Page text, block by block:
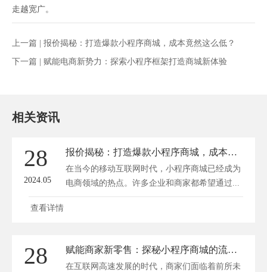
走越宽广。
上一篇 | 报价揭秘：打造爆款小程序商城，成本竟然这么低？
下一篇 | 赋能电商新势力：探索小程序框架打造商城新体验
相关资讯
28
2024.05
报价揭秘：打造爆款小程序商城，成本竟然这么低？
在当今的移动互联网时代，小程序商城已经成为
电商领域的热点。许多企业和商家都希望通过...
查看详情
28 赋能商家新零售：探秘小程序商城的流量变现秘籍
在互联网高速发展的时代，商家们面临着前所未